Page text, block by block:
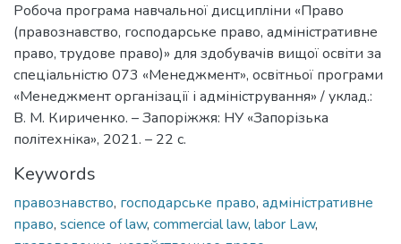
Робоча програма навчальної дисципліни «Право
(правознавство, господарське право, адміністративне
право, трудове право)» для здобувачів вищої освіти за
спеціальністю 073 «Менеджмент», освітньої програми
«Менеджмент організації і адміністрування» / уклад.:
В. М. Кириченко. – Запоріжжя: НУ «Запорізька
політехніка», 2021. – 22 с.
Keywords
правознавство, господарське право, адміністративне
право, science of law, commercial law, labor Law,